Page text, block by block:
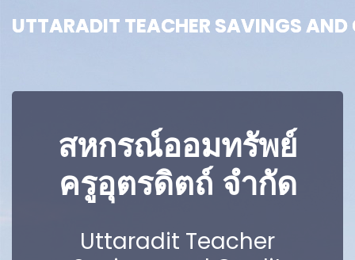
UTTARADIT TEACHER SAVINGS AND
สหกรณ์ออมทรัพย์
ครูอุตรดิตถ์ จำกัด
Uttaradit Teacher
UTTARADIT TEACHER SAVINGS AND